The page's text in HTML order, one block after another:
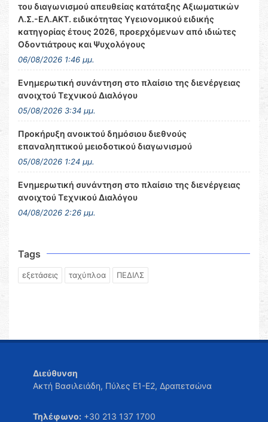
του διαγωνισμού απευθείας κατάταξης Αξιωματικών
Λ.Σ.-ΕΛ.ΑΚΤ. ειδικότητας Υγειονομικού ειδικής
κατηγορίας έτους 2026, προερχόμενων από ιδιώτες
Οδοντιάτρους και Ψυχολόγους
06/08/2026 1:46 μμ.
Ενημερωτική συνάντηση στο πλαίσιο της διενέργειας
ανοιχτού Τεχνικού Διαλόγου
05/08/2026 3:34 μμ.
Προκήρυξη ανοικτού δημόσιου διεθνούς
επαναληπτικού μειοδοτικού διαγωνισμού
05/08/2026 1:24 μμ.
Ενημερωτική συνάντηση στο πλαίσιο της διενέργειας
ανοιχτού Τεχνικού Διαλόγου
04/08/2026 2:26 μμ.
Tags
εξετάσεις ταχύπλοα ΠΕΔΙΛΣ
Διεύθυνση
Ακτή Βασιλειάδη, Πύλες Ε1-Ε2, Δραπετσώνα
Τηλέφωνο: +30 213 137 1700